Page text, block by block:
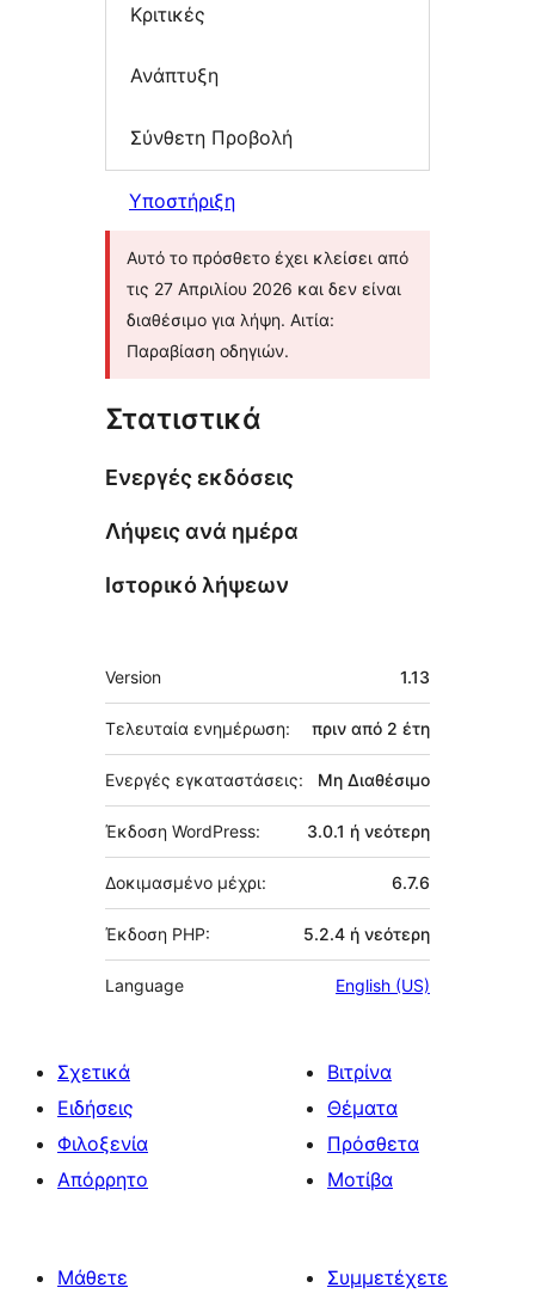
Κριτικές
Ανάπτυξη
Σύνθετη Προβολή
Υποστήριξη
Αυτό το πρόσθετο έχει κλείσει από
τις 27 Απριλίου 2026 και δεν είναι
διαθέσιμο για λήψη. Αιτία:
Παραβίαση οδηγιών.
Στατιστικά
Ενεργές εκδόσεις
Λήψεις ανά ημέρα
Ιστορικό λήψεων
Μεταστοιχεία
Version 1.13
Τελευταία ενημέρωση: πριν από 2 έτη
Ενεργές εγκαταστάσεις: Μη Διαθέσιμο
Έκδοση WordPress: 3.0.1 ή νεότερη
Δοκιμασμένο μέχρι: 6.7.6
Έκδοση PHP: 5.2.4 ή νεότερη
Language English (US)
Σχετικά
Ειδήσεις
Φιλοξενία
Απόρρητο
Βιτρίνα
Θέματα
Πρόσθετα
Μοτίβα
Μάθετε
Συμμετέχετε